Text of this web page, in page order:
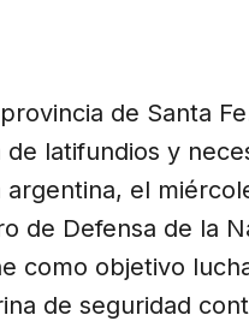
de Santa
latifundios y
el
de Defensa de la
como objetivo
de seguridad